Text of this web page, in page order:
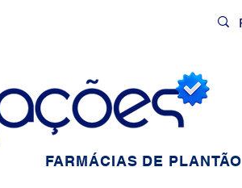
FARMÁCIAS DE PLANTÃO